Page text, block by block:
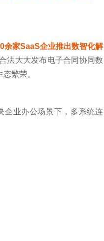
余家SaaS企业推出数智化解
法大大发布电子合同协同数
繁荣。
企业办公场景下，多系统连